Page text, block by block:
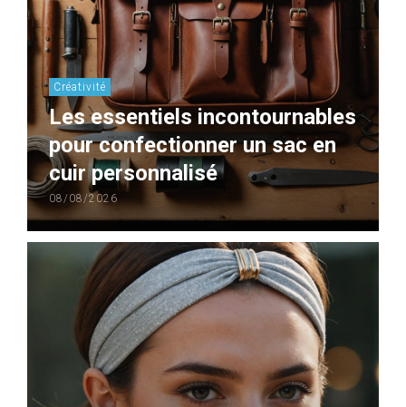
Créativité
Les essentiels incontournables
pour confectionner un sac en
cuir personnalisé
08/08/2026